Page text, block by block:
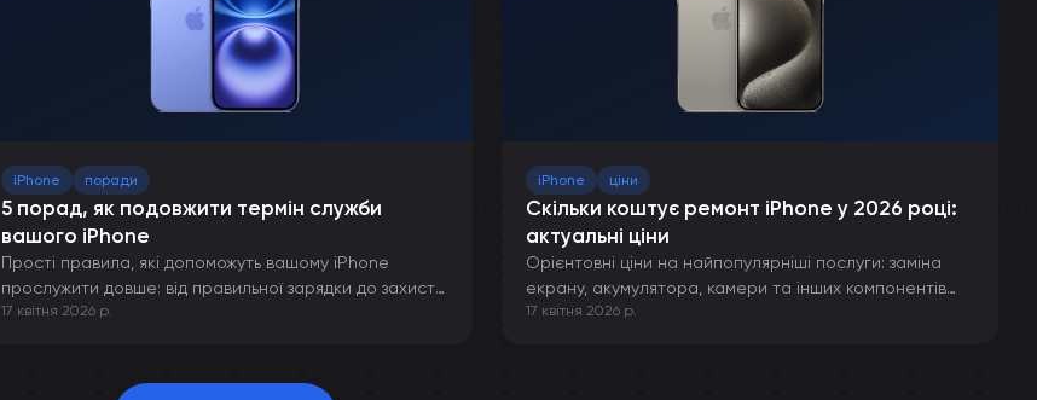
iPhone поради
5 порад, як подовжити термін служби
вашого iPhone
Прості правила, які допоможуть вашому iPhone
прослужити довше: від правильної зарядки до захисту
від пошкоджень.
17 квітня 2026 р.
iPhone ціни
Скільки коштує ремонт iPhone у 2026 році:
актуальні ціни
Орієнтовні ціни на найпопулярніші послуги: заміна
екрану, акумулятора, камери та інших компонентів
iPhone.
17 квітня 2026 р.